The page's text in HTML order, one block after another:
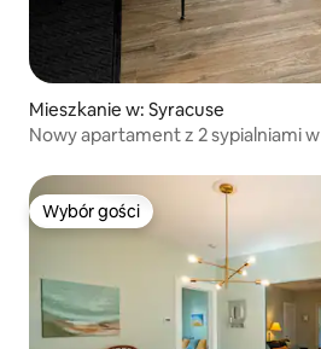
Mieszkanie w: Syracuse
Nowy apartament z 2 sypialniami
Wybór gości
Wybór gości